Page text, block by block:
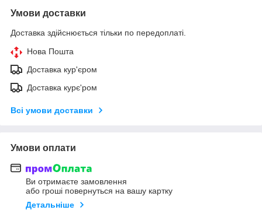
Умови доставки
Доставка здійснюється тільки по передоплаті.
Нова Пошта
Доставка кур'єром
Доставка курє'ром
Всі умови доставки
Умови оплати
Ви отримаєте замовлення
або гроші повернуться на вашу картку
Детальніше